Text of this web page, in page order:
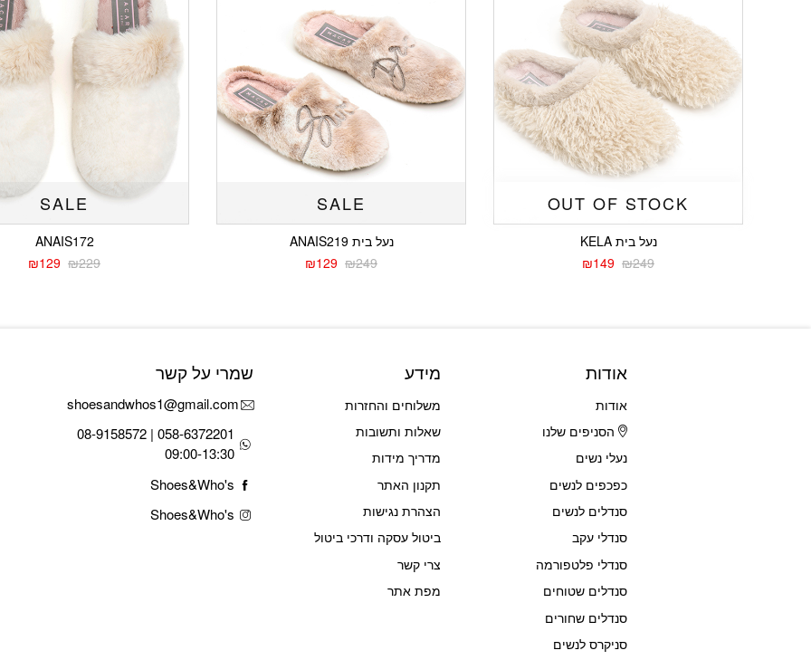
OUT OF STOCK
נעל בית KELA
₪249
המחיר
₪149
המחיר
SALE
נעל בית ANAIS219
₪249
המחיר
₪129
המחיר
SALE
ANAIS172
₪229
המחיר
₪129
המחיר
אודות
אודות
הסניפים שלנו
נעלי נשים
כפכפים לנשים
סנדלים לנשים
סנדלי עקב
סנדלי פלטפורמה
סנדלים שטוחים
סנדלים שחורים
סניקרס לנשים
מידע
משלוחים והחזרות
שאלות ותשובות
מדריך מידות
תקנון האתר
הצהרת נגישות
ביטול עסקה ודרכי ביטול
צרי קשר
מפת אתר
שמרי על קשר
shoesandwhos1@gmail.com
058-6372201 | 08-9158572
09:00-13:30
Shoes&Who's
Shoes&Who's